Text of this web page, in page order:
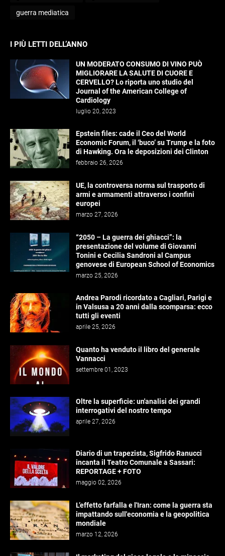
guerra mediatica
I PIÙ LETTI DELL’ANNO
UN MODERATO CONSUMO DI VINO PUÒ
MIGLIORARE LA SALUTE DI CUORE E
CERVELLO? Lo riporta uno studio del
Journal of the American College of
Cardiology
luglio 20, 2023
Epstein files: cade il Ceo del World
Economic Forum, il ‘buco’ su Trump e la foto
di Hawking. Ora le deposizioni dei Clinton
febbraio 26, 2026
UE, la controversa norma sul trasporto di
armi e armamenti attraverso i confini
europei
marzo 27, 2026
“2050 – La guerra dei ghiacci”: la
presentazione del volume di Giovanni
Tonini e Cecilia Sandroni al Campus
genovese di European School of Economics
marzo 25, 2026
Andrea Parodi ricordato a Cagliari, Parigi e
in Valsusa a 20 anni dalla scomparsa: ecco
tutti gli eventi
aprile 25, 2026
Quanto ha venduto il libro del generale
Vannacci
settembre 01, 2023
Oltre la superficie: un'analisi dei grandi
interrogativi del nostro tempo
aprile 27, 2026
Diario di un trapezista, Sigfrido Ranucci
incanta il Teatro Comunale a Sassari:
REPORTAGE + FOTO
maggio 02, 2026
L’effetto farfalla e l'Iran: come la guerra sta
impattando sull'economia e la geopolitica
mondiale
marzo 12, 2026